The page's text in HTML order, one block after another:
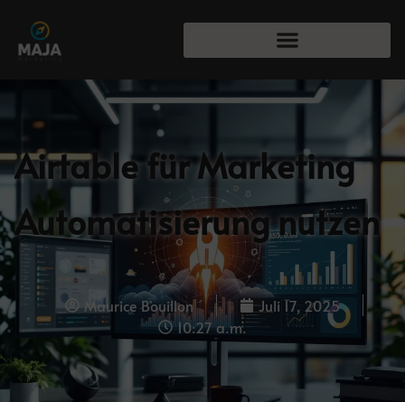
Airtable für Marketing
Automatisierung nutzen
Maurice Bouillon
Juli 17, 2025
10:27 a.m.